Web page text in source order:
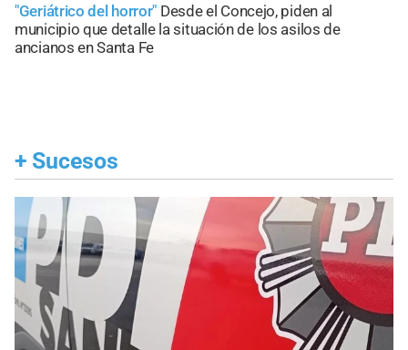
"Geriátrico del horror" Desde el Concejo, piden al
municipio que detalle la situación de los asilos de
ancianos en Santa Fe
+ Sucesos